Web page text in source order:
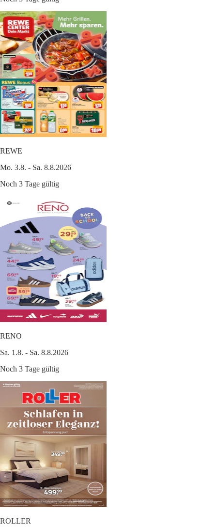
REWE
Mo. 3.8. - Sa. 8.8.2026
Noch 3 Tage gültig
RENO
Sa. 1.8. - Sa. 8.8.2026
Noch 3 Tage gültig
ROLLER